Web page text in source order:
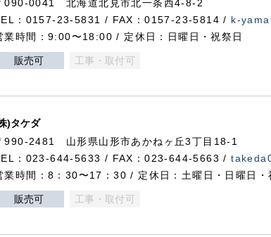
090-0041 北海道北見市北一条西4-8-2
：0157-23-5831 / FAX：0157-23-5814 / k-
業時間：9:00〜18:00 / 定休日：日曜日・祝祭日
販売可 工事・取付可
)タケダ
990-2481 山形県山形市あかねヶ丘3丁目18-1
：023-644-5633 / FAX：023-644-5663 /
業時間：8：30〜17：30 / 定休日：土曜日・日曜日・
販売可 工事・取付可